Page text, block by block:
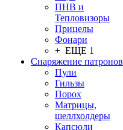
ПНВ и
Тепловизоры
Прицелы
Фонари
+ ЕЩЕ 1
Снаряжение патронов
Пули
Гильзы
Порох
Матрицы,
шеллхолдеры
Капсюли